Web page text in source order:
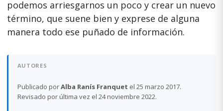
podemos arriesgarnos un poco y crear un nuevo
término, que suene bien y exprese de alguna
manera todo ese puñado de información.
AUTORES
Publicado porAlba Ranís Franquet el 25 marzo 2017.
Revisado por última vez el 24 noviembre 2022.